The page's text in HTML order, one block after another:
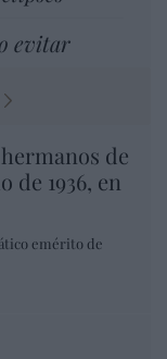
evitar
de
de 1936, en
emérito de